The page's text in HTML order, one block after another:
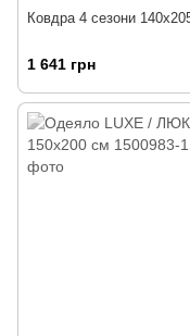
Ковдра 4 сезони
1 641 грн